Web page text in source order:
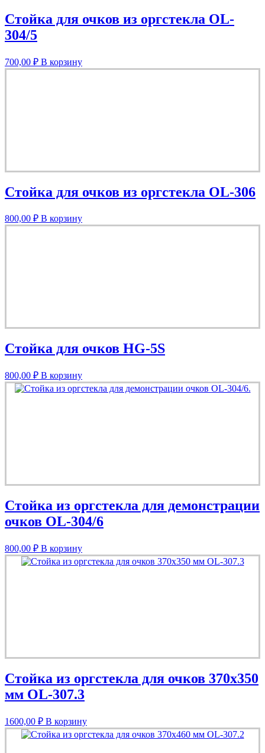
Стойка для очков из оргстекла OL-
304/5
700,00 ₽ В корзину
Стойка для очков из оргстекла OL-306
800,00 ₽ В корзину
Стойка для очков HG-5S
800,00 ₽ В корзину
Стойка из оргстекла для демонстрации
очков OL-304/6
800,00 ₽ В корзину
Стойка из оргстекла для очков 370х350
мм OL-307.3
1600,00 ₽ В корзину